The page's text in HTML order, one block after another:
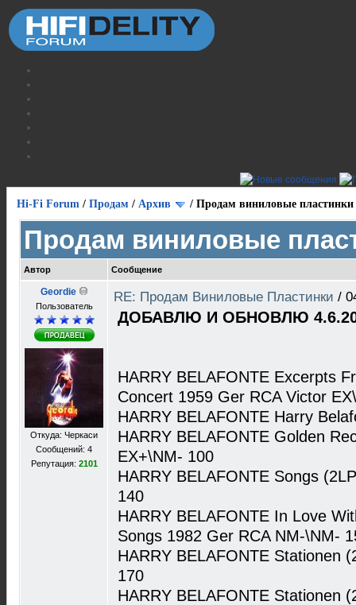
Hi-Fi Forum / Продам / Архив / Продам виниловые пластинки
Продам виниловые
Автор Сообщение
Geordie
Пользователь
Откуда: Черкаси
Сообщений: 4
Репутация: 2101
RE: Продам Виниловые Пластинки /
ДОБАВЛЮ И ОБНОВЛЮ
HARRY BELAFONTE Excerpts
Concert 1959 Ger RCA Victor
HARRY BELAFONTE Harry
HARRY BELAFONTE Golden
EX+\NM- 100
HARRY BELAFONTE Songs
140
HARRY BELAFONTE In Love
Songs 1982 Ger RCA NM-\NM-
HARRY BELAFONTE Stationen
170
HARRY BELAFONTE Stationen